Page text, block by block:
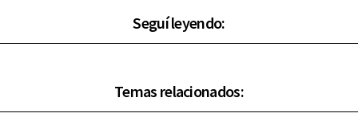
Seguí leyendo:
Temas relacionados: